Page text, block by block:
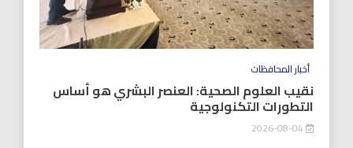
أخبار المحافظات
نقيب العلوم الصحية: العنصر البشري هو أساس
التطورات التكنولوجية